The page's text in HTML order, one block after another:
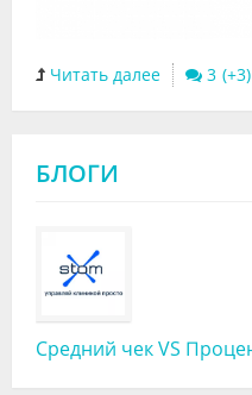
Читать далее 3
БЛОГИ
Средний чек VS